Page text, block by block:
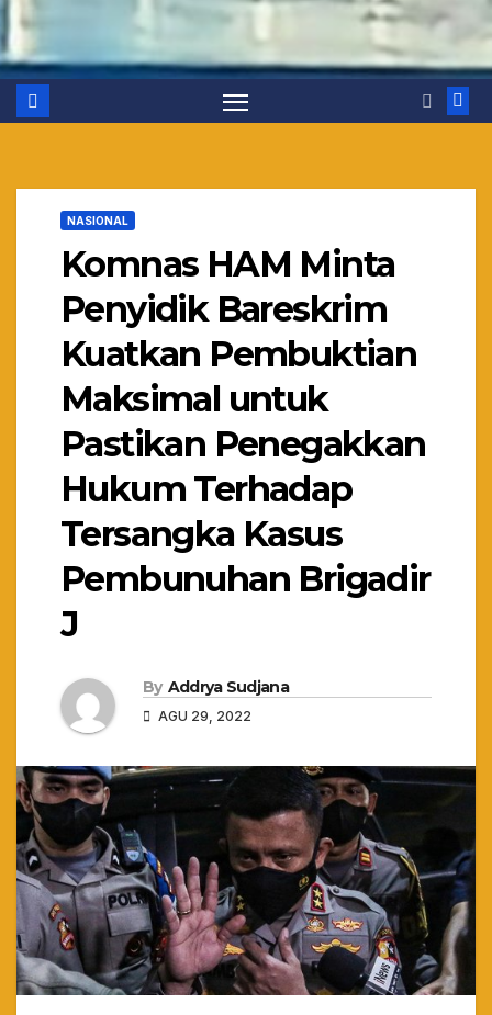
NASIONAL
Komnas HAM Minta
Penyidik Bareskrim
Kuatkan Pembuktian
Maksimal untuk
Pastikan Penegakkan
Hukum Terhadap
Tersangka Kasus
Pembunuhan Brigadir
J
By Addrya Sudjana
AGU 29, 2022